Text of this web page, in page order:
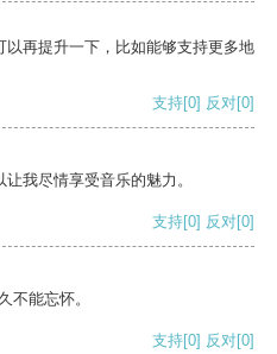
再提升一下，比如能够支持更多地
支持[0] 反对[0]
我尽情享受音乐的魅力。
支持[0] 反对[0]
不能忘怀。
支持[0] 反对[0]